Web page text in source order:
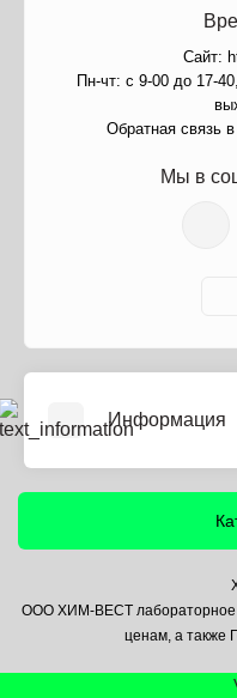
Сайт:
Пн-чт: с 9-00 до 17-
Обратная связь
Мы в
Информация
Информация о
Политика безопасности
Контакты
ООО ХИМ-ВЕСТ лабораторное
ценам, а также